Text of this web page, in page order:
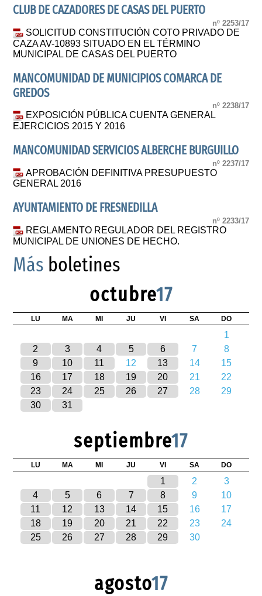
CLUB DE CAZADORES DE CASAS DEL PUERTO
nº 2253/17
SOLICITUD CONSTITUCIÓN COTO PRIVADO DE
CAZA AV-10893 SITUADO EN EL TÉRMINO
MUNICIPAL DE CASAS DEL PUERTO
MANCOMUNIDAD DE MUNICIPIOS COMARCA DE
GREDOS
nº 2238/17
EXPOSICIÓN PÚBLICA CUENTA GENERAL
EJERCICIOS 2015 Y 2016
MANCOMUNIDAD SERVICIOS ALBERCHE BURGUILLO
nº 2237/17
APROBACIÓN DEFINITIVA PRESUPUESTO
GENERAL 2016
AYUNTAMIENTO DE FRESNEDILLA
nº 2233/17
REGLAMENTO REGULADOR DEL REGISTRO
MUNICIPAL DE UNIONES DE HECHO.
Más boletines
octubre17
LU MA MI JU VI SA DO
1
2
3 4 5 6 7
8
9
10 11 12 13 14
15
16
17 18 19 20 21
22
23
24 25 26 27 28
29
30
31
septiembre17
LU MA MI JU VI SA DO
1 2
3
4
5 6 7 8 9
10
11
12 13 14 15 16
17
18
19 20 21 22 23
24
25
26 27 28 29 30
agosto17